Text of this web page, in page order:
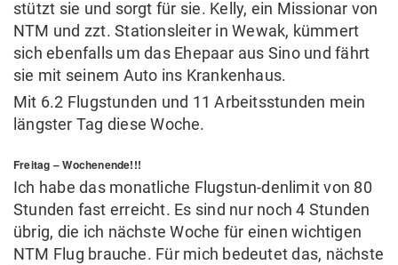
stützt sie und sorgt für sie. Kelly, ein Missionar von
NTM und zzt. Stationsleiter in Wewak, kümmert
sich ebenfalls um das Ehepaar aus Sino und fährt
sie mit seinem Auto ins Krankenhaus.
Mit 6.2 Flugstunden und 11 Arbeitsstunden mein
längster Tag diese Woche.
Freitag – Wochenende!!!
Ich habe das monatliche Flugstun-denlimit von 80
Stunden fast erreicht. Es sind nur noch 4 Stunden
übrig, die ich nächste Woche für einen wichtigen
NTM Flug brauche. Für mich bedeutet das, nächste